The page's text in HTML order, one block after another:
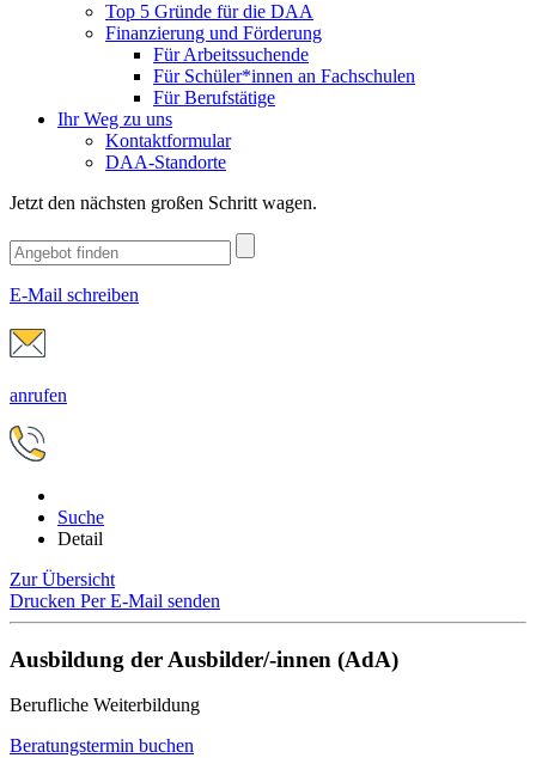
Top 5 Gründe für die DAA
Finanzierung und Förderung
Für Arbeitssuchende
Für Schüler*innen an Fachschulen
Für Berufstätige
Ihr Weg zu uns
Kontaktformular
DAA-Standorte
Jetzt den nächsten großen Schritt wagen.
E-Mail schreiben
anrufen
Suche
Detail
Zur Übersicht
Drucken Per E-Mail senden
Ausbildung der Ausbilder/-innen (AdA)
Berufliche Weiterbildung
Beratungstermin buchen